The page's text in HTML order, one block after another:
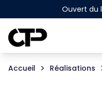
Ouvert du
Accueil Réalisations